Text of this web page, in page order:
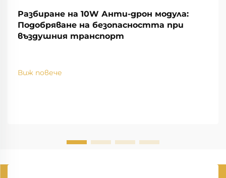
Разбиране на 10W Анти-дрон модула:
Подобряване на безопасността при
въздушния транспорт
Виж повече